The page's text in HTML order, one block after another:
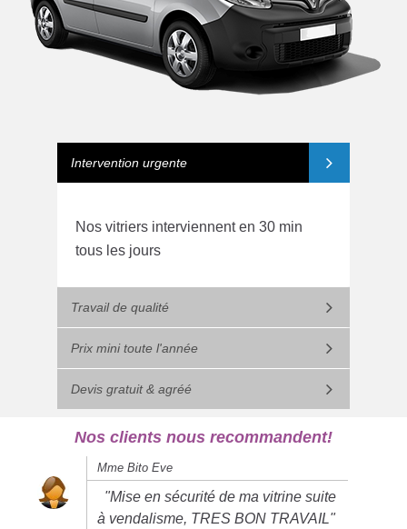
Intervention urgente
Nos vitriers interviennent en 30 min
tous les jours
Travail de qualité
Prix mini toute l'année
Devis gratuit & agréé
Nos clients nous recommandent!
Mme Bito Eve
"Mise en sécurité de ma vitrine suite
à vendalisme, TRES BON TRAVAIL"